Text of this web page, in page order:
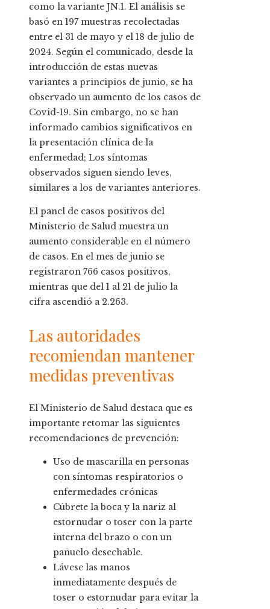
como la variante JN.1. El análisis se
basó en 197 muestras recolectadas
entre el 31 de mayo y el 18 de julio de
2024. Según el comunicado, desde la
introducción de estas nuevas
variantes a principios de junio, se ha
observado un aumento de los casos de
Covid-19. Sin embargo, no se han
informado cambios significativos en
la presentación clínica de la
enfermedad; Los síntomas
observados siguen siendo leves,
similares a los de variantes anteriores.
El panel de casos positivos del
Ministerio de Salud muestra un
aumento considerable en el número
de casos. En el mes de junio se
registraron 766 casos positivos,
mientras que del 1 al 21 de julio la
cifra ascendió a 2.263.
Las autoridades
recomiendan mantener
medidas preventivas
El Ministerio de Salud destaca que es
importante retomar las siguientes
recomendaciones de prevención:
Uso de mascarilla en personas
con síntomas respiratorios o
enfermedades crónicas
Cúbrete la boca y la nariz al
estornudar o toser con la parte
interna del brazo o con un
pañuelo desechable.
Lávese las manos
inmediatamente después de
toser o estornudar para evitar la